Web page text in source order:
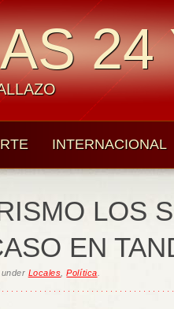
24
INTERNACIONAL
LOS
EN
Locales ,Política